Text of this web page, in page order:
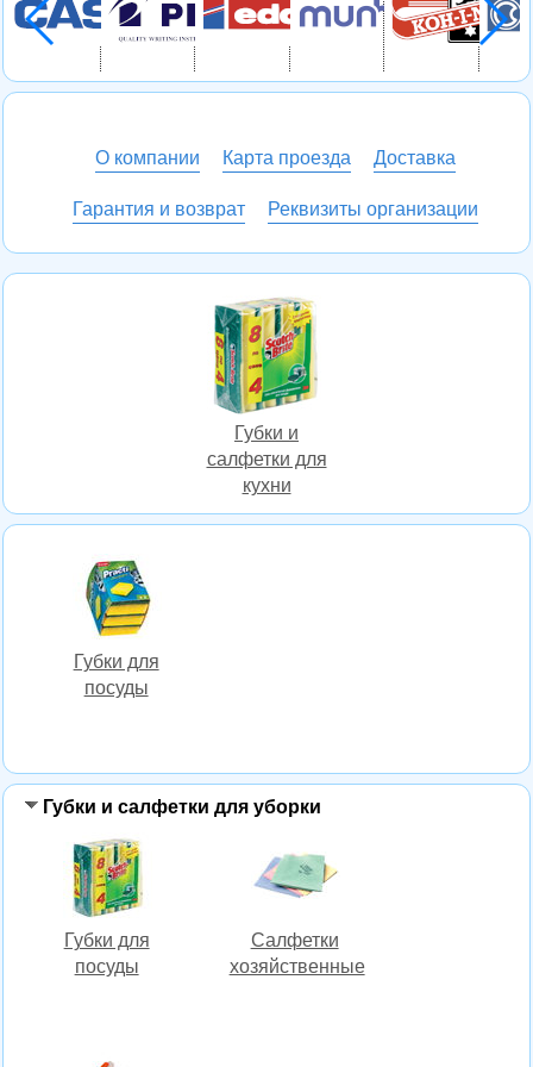
Губки и
салфетки для
кухни
Губки для
посуды
Губки и салфетки для уборки
Губки для
посуды
Салфетки
хозяйственные
О компании Карта проезда Доставка
Гарантия и возврат Реквизиты организации